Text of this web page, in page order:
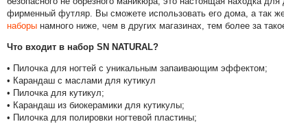
фирменный футляр. Вы сможете использовать его дома, а так
наборы намного ниже, чем в других магазинах, тем более за
Что входит в набор SN NATURAL?
• Пилочка для ногтей с уникальным запаивающим эффектом;
• Карандаш с маслами для кутикул
• Пилочка для кутикул;
• Карандаш из биокерамики для кутикулы;
• Пилочка для полировки ногтевой пластины;